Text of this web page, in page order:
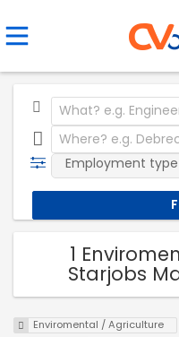
Employment type
1
Starjobs
Enviromental / Agriculture